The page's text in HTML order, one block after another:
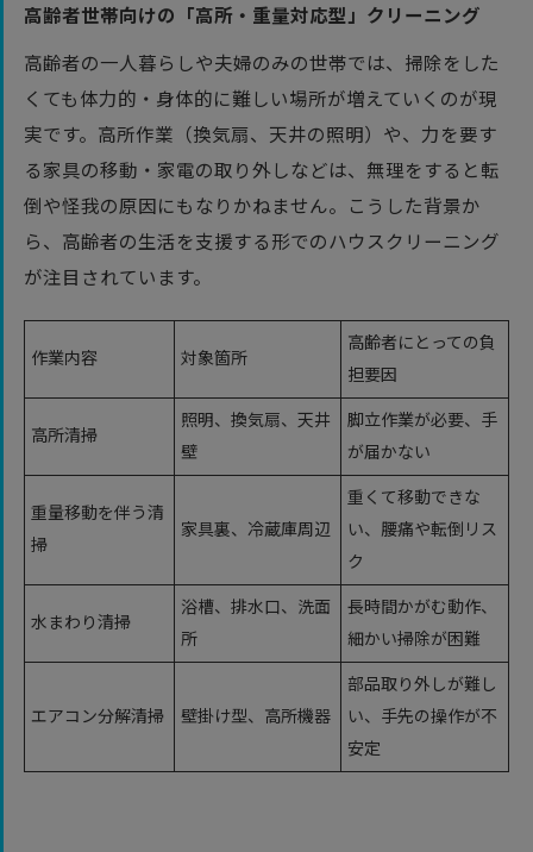
高齢者世帯向けの「高所・重量対応型」クリーニング
高齢者の一人暮らしや夫婦のみの世帯では、掃除をした
くても体力的・身体的に難しい場所が増えていくのが現
実です。高所作業（換気扇、天井の照明）や、力を要す
る家具の移動・家電の取り外しなどは、無理をすると転
倒や怪我の原因にもなりかねません。こうした背景か
ら、高齢者の生活を支援する形でのハウスクリーニング
が注目されています。
作業内容 対象箇所
高齢者にとっての負
担要因
高所清掃
照明、換気扇、天井
壁
脚立作業が必要、手
が届かない
重量移動を伴う清
掃
家具裏、冷蔵庫周辺
重くて移動できな
い、腰痛や転倒リス
ク
水まわり清掃
浴槽、排水口、洗面
所
長時間かがむ動作、
細かい掃除が困難
エアコン分解清掃 壁掛け型、高所機器
部品取り外しが難し
い、手先の操作が不
安定